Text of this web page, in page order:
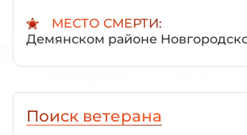
МЕСТО СМЕРТИ:
Демянском районе
Поиск ветерана